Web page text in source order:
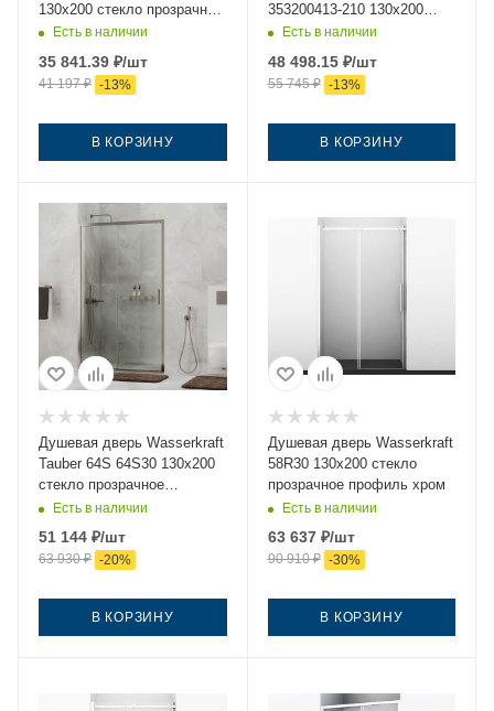
130х200 стекло прозрачное
профиль хром
Есть в наличии
35 841.39 ₽/шт
41 197₽ -13%
В КОРЗИНУ
353200413-210 130х200
стекло матовое профиль
Есть в наличии
48 498.15₽/шт
55 745₽ -13%
В КОРЗИНУ
Душевая дверь Wasserkraft
Tauber 64S 64S30 130х200
стекло прозрачное
профиль никель
Есть в наличии
51 144 ₽/шт
63 930₽ -20%
В КОРЗИНУ
Душевая дверь Wasserkraft
58R30 130х200 стекло
прозрачное профиль хром
Есть в наличии
63 637₽/шт
90 910₽ -30%
В КОРЗИНУ